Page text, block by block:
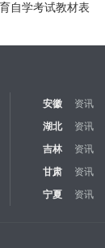
自学考试教材表
安徽 资讯
湖北 资讯
吉林 资讯
甘肃 资讯
宁夏 资讯